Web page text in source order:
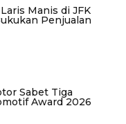
Manis di JFK
Penjualan
Sabet Tiga
Award 2026